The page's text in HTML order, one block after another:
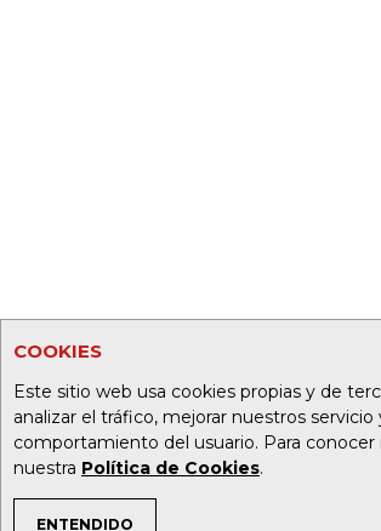
COOKIES
Este sitio web usa cookies propias y de
analizar el tráfico, mejorar nuestros servicio
comportamiento del usuario. Para conocer
nuestra Política de Cookies.
ENTENDIDO